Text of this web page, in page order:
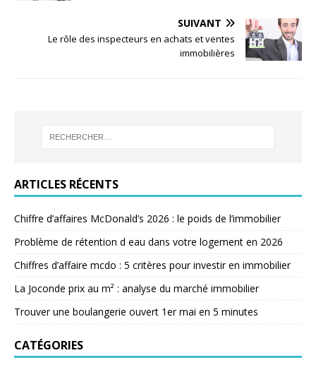
SUIVANT
Le rôle des inspecteurs en achats et ventes
immobilières
ARTICLES RÉCENTS
Chiffre d’affaires McDonald’s 2026 : le poids de l’immobilier
Problème de rétention d eau dans votre logement en 2026
Chiffres d’affaire mcdo : 5 critères pour investir en immobilier
La Joconde prix au m² : analyse du marché immobilier
Trouver une boulangerie ouvert 1er mai en 5 minutes
CATÉGORIES